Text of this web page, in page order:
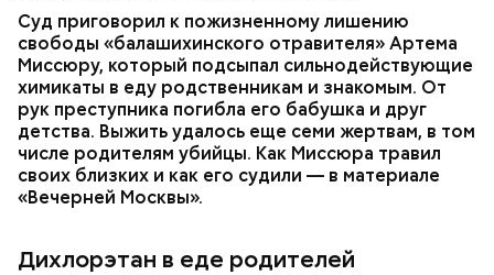
Суд приговорил к пожизненному лишению
свободы «балашихинского отравителя» Артема
Миссюру, который подсыпал сильнодействующие
химикаты в еду родственникам и знакомым. От
рук преступника погибла его бабушка и друг
детства. Выжить удалось еще семи жертвам, в том
числе родителям убийцы. Как Миссюра травил
своих близких и как его судили — в материале
«Вечерней Москвы».
Дихлорэтан в еде родителей